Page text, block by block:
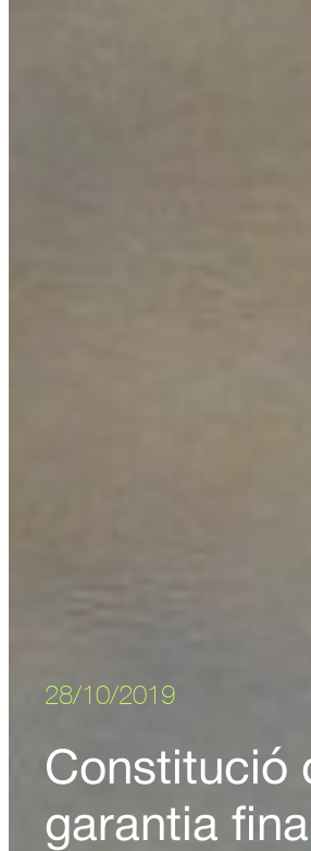
28/10/2019
Constitució
garantia